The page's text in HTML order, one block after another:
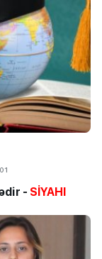
- SİYAHI